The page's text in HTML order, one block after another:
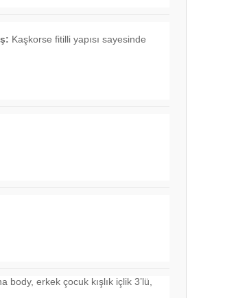
Kaşkorse fitilli yapısı sayesinde
erkek çocuk kışlık içlik 3’lü,